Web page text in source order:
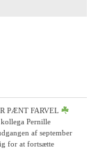
PÆNT FARVEL
Pernille
af september
for at fortsætte